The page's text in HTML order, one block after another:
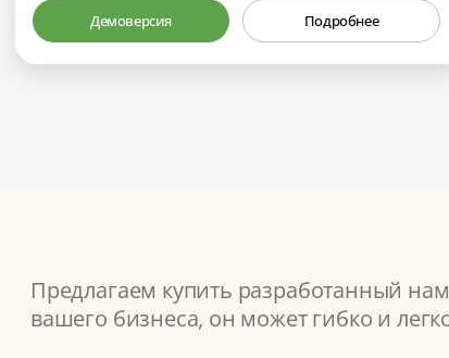
Демоверсия Подробнее
Предлагаем купить разработанный
вашего бизнеса, он может гибко и